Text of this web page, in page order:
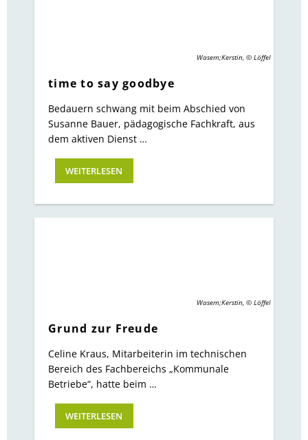
Wasem;Kerstin, © Löffel
time to say goodbye
Bedauern schwang mit beim Abschied von
Susanne Bauer, pädagogische Fachkraft, aus
dem aktiven Dienst …
WEITERLESEN
Wasem;Kerstin, © Löffel
Grund zur Freude
Celine Kraus, Mitarbeiterin im technischen
Bereich des Fachbereichs „Kommunale
Betriebe“, hatte beim …
WEITERLESEN